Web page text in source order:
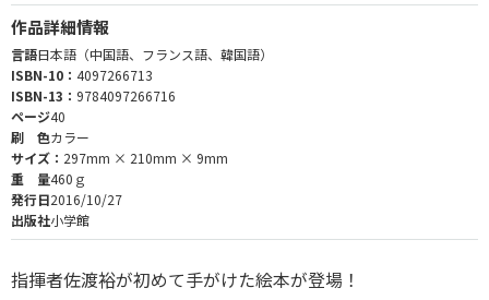
作品詳細情報
言語日本語（中国語、フランス語、韓国語）
ISBN-10： 4097266713
ISBN-13： 9784097266716
ページ40
刷 色カラー
サイズ： 297mm × 210mm × 9mm
重 量460ｇ
発行日2016/10/27
出版社小学館
指揮者佐渡裕が初めて手がけた絵本が登場！